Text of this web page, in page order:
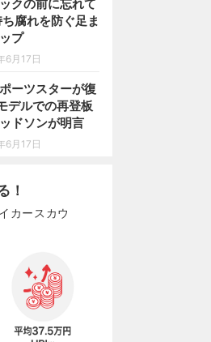
クの前に忘れて
腐れを防ぐ足ま
プ
6月17日
ーツスターが復
デルでの再登板
ドソンが明言
6月17日
！
カースカウ